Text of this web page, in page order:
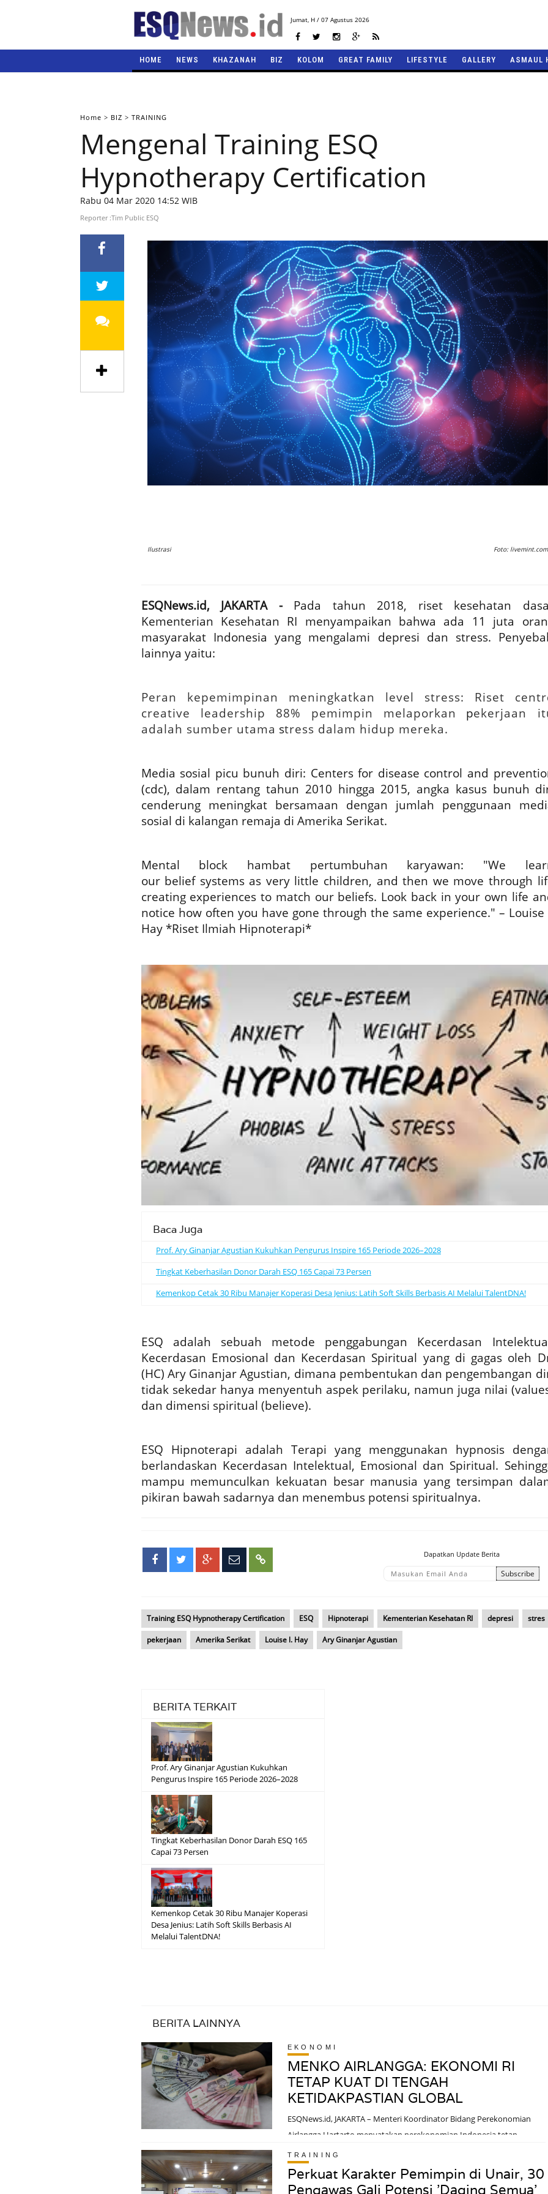
Jumat,H / 07 Agustus 2026
HOME NEWS KHAZANAH BIZ KOLOM GREAT FAMILY LIFESTYLE GALLERY ASMAUL
Home > BIZ > TRAINING
Mengenal Training ESQ
Hypnotherapy Certification
Rabu 04 Mar 2020 14:52 WIB
Reporter :Tim Public ESQ
Ilustrasi Foto: livemint.com
ESQNews.id, JAKARTA -Pada tahun 2018, riset kesehatan
Kementerian Kesehatan RI menyampaikan bahwa ada 11 juta
masyarakat Indonesia yang mengalami depresi dan stress.
lainnya yaitu:
Peran kepemimpinan meningkatkan level stress: Riset
creative leadership
88% pemimpin melaporkan pekerjaan
adalah sumber utama stress dalam hidup mereka.
Media sosial picu bunuh diri: Centers for disease control and
(cdc), dalam rentang tahun 2010 hingga 2015, angka kasus bunuh
cenderung meningkat bersamaan dengan jumlah penggunaan
sosial di kalangan remaja di Amerika Serikat.
Mental block hambat pertumbuhan karyawan: "We
our belief systems as very little children, and then we move through
creating experiences to match our beliefs. Look back in your own life
notice how often you have gone through the same experience." – Louise
Hay *Riset Ilmiah Hipnoterapi*
Baca Juga
Prof. Ary Ginanjar Agustian Kukuhkan Pengurus Inspire 165 Periode 2026–2028
Tingkat Keberhasilan Donor Darah ESQ 165 Capai 73 Persen
Kemenkop Cetak 30 Ribu Manajer Koperasi Desa Jenius: Latih Soft Skills Berbasis AI Melalui TalentDNA!
ESQ adalah sebuah metode penggabungan Kecerdasan
Kecerdasan Emosional dan Kecerdasan Spiritual yang di gagas oleh
(HC) Ary Ginanjar Agustian, dimana pembentukan dan pengembangan
tidak sekedar hanya menyentuh aspek perilaku, namun juga nilai
dan dimensi spiritual (believe).
ESQ Hipnoterapi adalah Terapi yang menggunakan hypnosis
berlandaskan Kecerdasan Intelektual, Emosional dan Spiritual.
mampu memunculkan kekuatan besar manusia yang tersimpan
pikiran bawah sadarnya dan menembus potensi spiritualnya.
Dapatkan Update Berita
Training ESQ Hypnotherapy Certification ESQ Hipnoterapi Kementerian Kesehatan RI depresi stres
pekerjaan Amerika Serikat Louise l. Hay Ary Ginanjar Agustian
BERITA TERKAIT
Prof. Ary Ginanjar Agustian Kukuhkan
Pengurus Inspire 165 Periode 2026–2028
Tingkat Keberhasilan Donor Darah ESQ 165
Capai 73 Persen
Kemenkop Cetak 30 Ribu Manajer Koperasi
Desa Jenius: Latih Soft Skills Berbasis AI
Melalui TalentDNA!
BERITA LAINNYA
EKONOMI
MENKO AIRLANGGA: EKONOMI RI
TETAP KUAT DI TENGAH
KETIDAKPASTIAN GLOBAL
ESQNews.id, JAKARTA – Menteri Koordinator Bidang Perekonomian
Airlangga Hartarto menyatakan perekonomian Indonesia tetap
memiliki resiliensi kuat dan ruang untuk tumbuh di tengah
ketidakpastian ekonomi global.Ia menjelaskan bahwa sejumlah
indikator ekonomi nasional masih terjaga, mulai dari pertumbuhan
TRAINING
Perkuat Karakter Pemimpin di Unair, 30
Pengawas Gali Potensi 'Daging Semua'